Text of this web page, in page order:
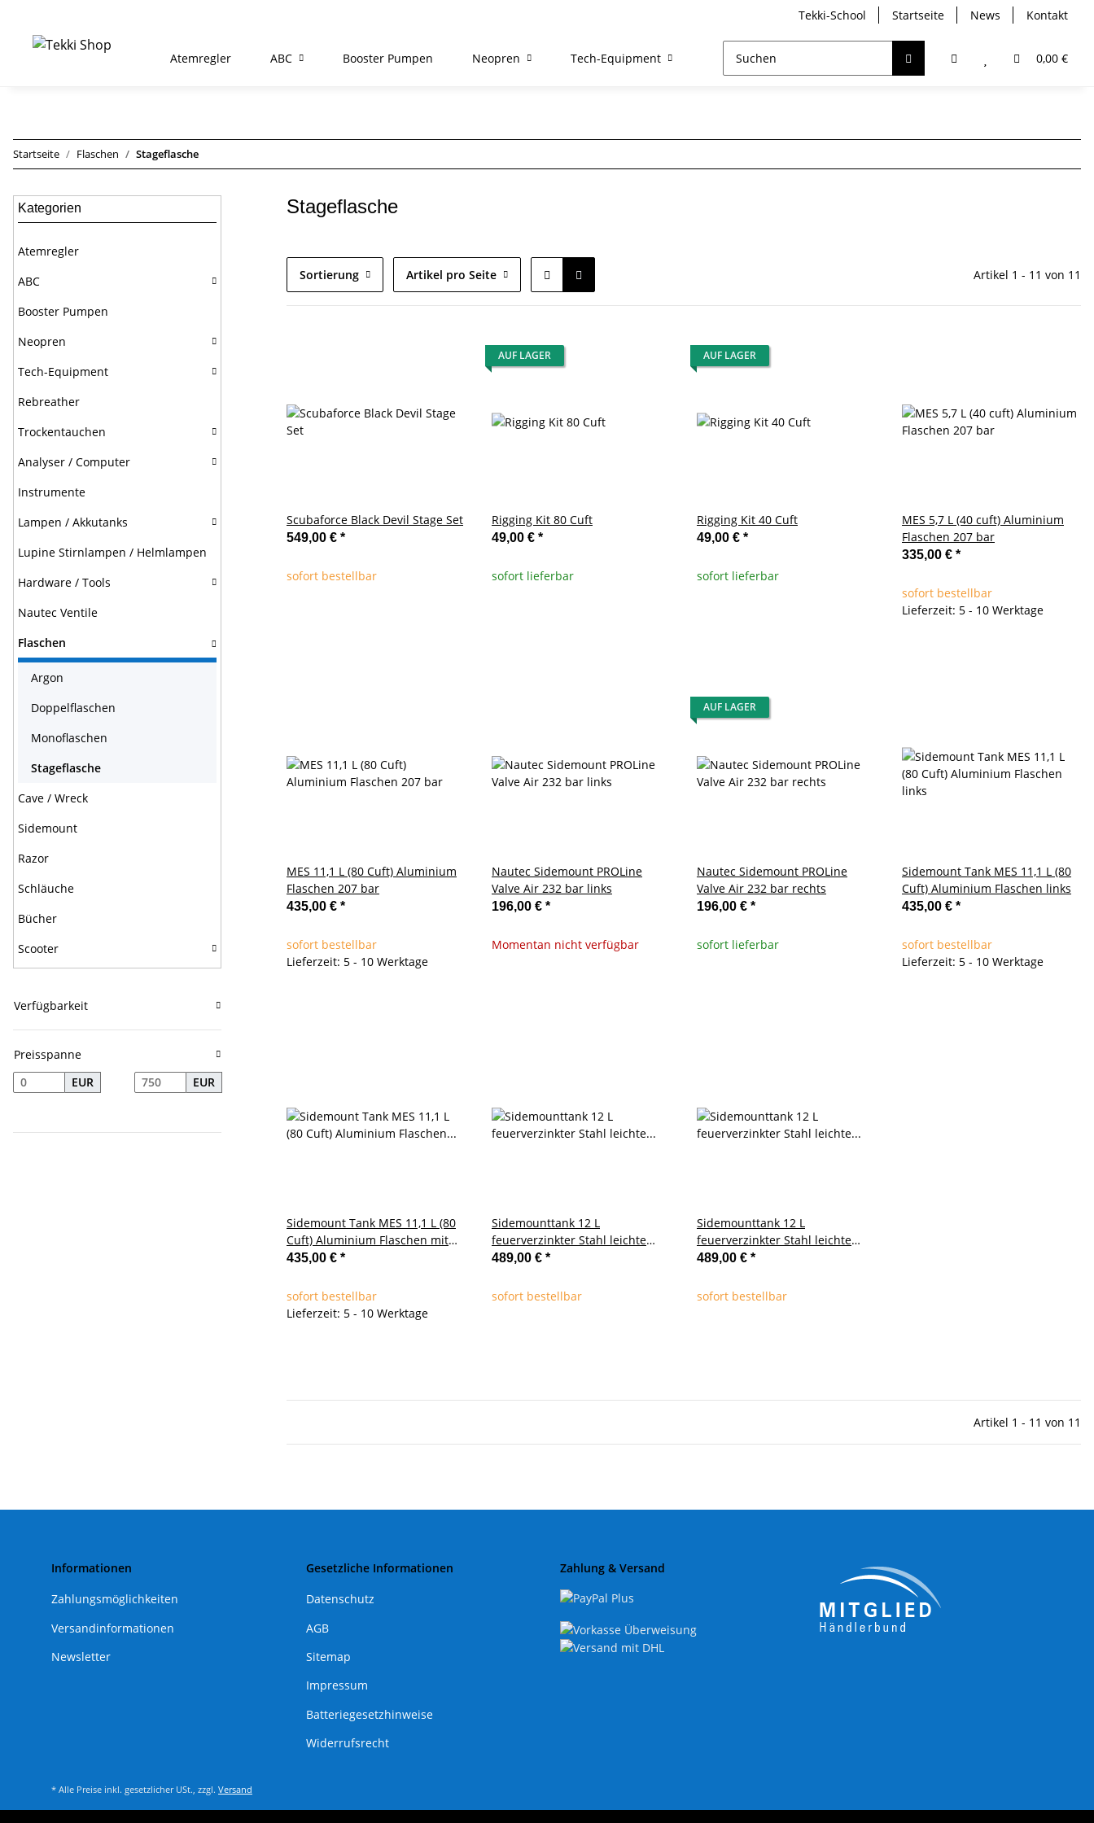
Tekki-School Startseite News Kontakt
0,00 €
Atemregler ABC Booster Pumpen Neopren Tech-Equipment Rebreather Analyser / Computer
Startseite Flaschen Stageflasche
Stageflasche
Sortierung Artikel pro Seite Artikel 1 - 11 von 11
Scubaforce Black Devil Stage Set
549,00 € *
sofort bestellbar
AUF LAGER
Rigging Kit 80 Cuft
49,00 € *
sofort lieferbar
AUF LAGER
Rigging Kit 40 Cuft
49,00 € *
sofort lieferbar
MES 5,7 L (40 cuft) Aluminium
Flaschen 207 bar
335,00 € *
sofort bestellbar
Lieferzeit: 5 - 10 Werktage
MES 11,1 L (80 Cuft) Aluminium
Flaschen 207 bar
435,00 € *
sofort bestellbar
Lieferzeit: 5 - 10 Werktage
Nautec Sidemount PROLine
Valve Air 232 bar links
196,00 € *
Momentan nicht verfügbar
AUF LAGER
Nautec Sidemount PROLine
Valve Air 232 bar rechts
196,00 € *
sofort lieferbar
Sidemount Tank MES 11,1 L (80
Cuft) Aluminium Flaschen links
435,00 € *
sofort bestellbar
Lieferzeit: 5 - 10 Werktage
Sidemount Tank MES 11,1 L (80
Cuft) Aluminium Flaschen mit
erweiterbaren ventil rechts
435,00 € *
sofort bestellbar
Lieferzeit: 5 - 10 Werktage
Sidemounttank 12 L
feuerverzinkter Stahl leichte
Ausführung (links)
489,00 € *
sofort bestellbar
Sidemounttank 12 L
feuerverzinkter Stahl leichte
Ausführung (rechts)
489,00 € *
sofort bestellbar
Artikel 1 - 11 von 11
Kategorien
Atemregler
ABC
Booster Pumpen
Neopren
Tech-Equipment
Rebreather
Trockentauchen
Analyser / Computer
Instrumente
Lampen / Akkutanks
Lupine Stirnlampen / Helmlampen
Hardware / Tools
Nautec Ventile
Flaschen
Argon
Doppelflaschen
Monoflaschen
Stageflasche
Cave / Wreck
Sidemount
Razor
Schläuche
Bücher
Scooter
Verfügbarkeit
Preisspanne
EUR
EUR
Informationen
Zahlungsmöglichkeiten
Versandinformationen
Newsletter
Gesetzliche Informationen
Datenschutz
AGB
Sitemap
Impressum
Batteriegesetzhinweise
Widerrufsrecht
Zahlung & Versand
* Alle Preise inkl. gesetzlicher USt., zzgl. Versand